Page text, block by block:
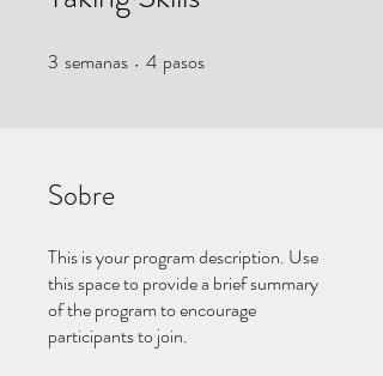
3 semanas 3 semanas
4 pasos
Sobre
This is your program description. Use
this space to provide a brief summary
of the program to encourage
participants to join.